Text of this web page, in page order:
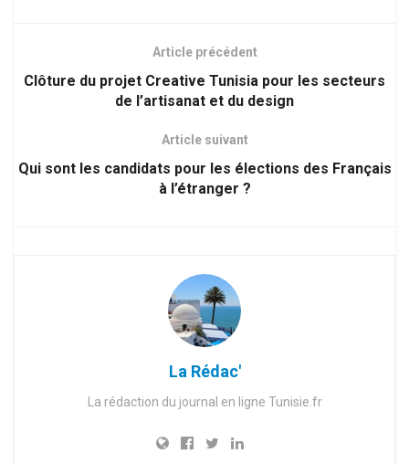
Article précédent
Clôture du projet Creative Tunisia pour les secteurs
de l’artisanat et du design
Article suivant
Qui sont les candidats pour les élections des Français
à l’étranger ?
La Rédac'
La rédaction du journal en ligne Tunisie.fr